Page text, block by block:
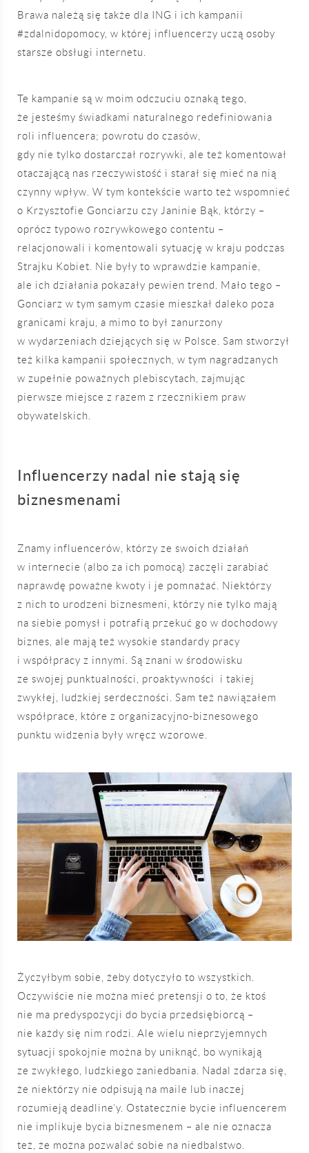
Brawa należą się także dla ING i ich kampanii
#zdalnidopomocy, w której influencerzy uczą osoby
starsze obsługi internetu.
Te kampanie są w moim odczuciu oznaką tego,
że jesteśmy świadkami naturalnego redefiniowania
roli influencera; powrotu do czasów,
gdy nie tylko dostarczał rozrywki, ale też komentował
otaczającą nas rzeczywistość i starał się mieć na nią
czynny wpływ. W tym kontekście warto też wspomnieć
o Krzysztofie Gonciarzu czy Janinie Bąk, którzy –
oprócz typowo rozrywkowego contentu –
relacjonowali i komentowali sytuację w kraju podczas
Strajku Kobiet. Nie były to wprawdzie kampanie,
ale ich działania pokazały pewien trend. Mało tego –
Gonciarz w tym samym czasie mieszkał daleko poza
granicami kraju, a mimo to był zanurzony
w wydarzeniach dziejących się w Polsce. Sam stworzył
też kilka kampanii społecznych, w tym nagradzanych
w zupełnie poważnych plebiscytach, zajmując
pierwsze miejsce z razem z rzecznikiem praw
obywatelskich.
Influencerzy nadal nie stają się
biznesmenami
Znamy influencerów, którzy ze swoich działań
w internecie (albo za ich pomocą) zaczęli zarabiać
naprawdę poważne kwoty i je pomnażać. Niektórzy
z nich to urodzeni biznesmeni, którzy nie tylko mają
na siebie pomysł i potrafią przekuć go w dochodowy
biznes, ale mają też wysokie standardy pracy
i współpracy z innymi. Są znani w środowisku
ze swojej punktualności, proaktywności i takiej
zwykłej, ludzkiej serdeczności. Sam też nawiązałem
współprace, które z organizacyjno-biznesowego
punktu widzenia były wręcz wzorowe.
Życzyłbym sobie, żeby dotyczyło to wszystkich.
Oczywiście nie można mieć pretensji o to, że ktoś
nie ma predyspozycji do bycia przedsiębiorcą –
nie każdy się nim rodzi. Ale wielu nieprzyjemnych
sytuacji spokojnie można by uniknąć, bo wynikają
ze zwykłego, ludzkiego zaniedbania. Nadal zdarza się,
że niektórzy nie odpisują na maile lub inaczej
rozumieją deadline’y. Ostatecznie bycie influencerem
nie implikuje bycia biznesmenem – ale nie oznacza
też, że można pozwalać sobie na niedbalstwo.